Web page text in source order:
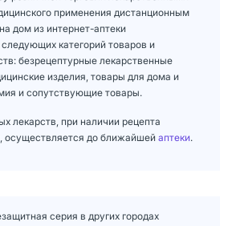
применения дистанционным
дом из интернет-аптеки
категорий товаров и
безрецептурные лекарственные
изделия, товары для дома и
и сопутствующие товары.
лекарств, при наличии рецепта
осуществляется до ближайшей аптеки.
серия в других городах